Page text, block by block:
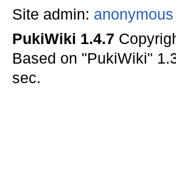
Site admin: anonymous
PukiWiki 1.4.7
Based on "PukiWiki"
sec.